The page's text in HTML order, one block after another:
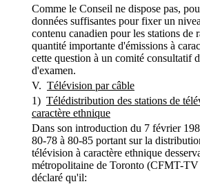
Comme le Conseil ne dispose pas,
données suffisantes pour fixer un
contenu canadien pour les stations de
quantité importante d'émissions à
cette question à un comité consultatif
d'examen.
V. Télévision par câble
1) Télédistribution des stations de
caractère ethnique
Dans son introduction du 7 février
80-78 à 80-85 portant sur la
télévision à caractère ethnique
métropolitaine de Toronto (CFMT-
déclaré qu'il: